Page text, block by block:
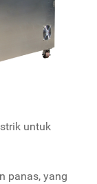
untuk
panas, yang